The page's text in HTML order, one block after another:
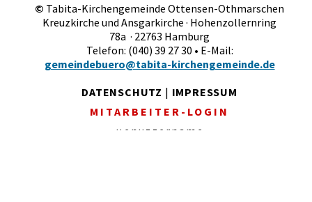
© Tabita-Kirchengemeinde Ottensen-Othmarschen
Kreuzkirche und Ansgarkirche · Hohenzollernring
78a · 22763 Hamburg
Telefon: (040) 39 27 30 • E-Mail:
gemeindebuero@tabita-kirchengemeinde.de
DATENSCHUTZ | IMPRESSUM
MITARBEITER-LOGIN